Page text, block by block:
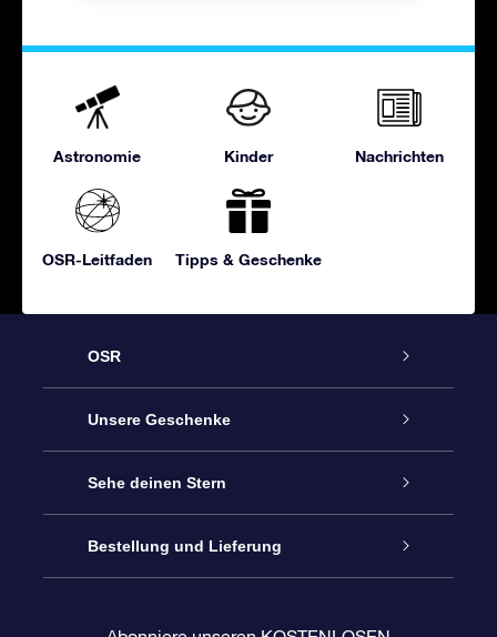
Astronomie Kinder Nachrichten
OSR-Leitfaden Tipps & Geschenke
OSR
Service
Kontakt
Blog
Unsere Geschenke
Sterne schenken
OSR-Geschenkpaket
Sehe deinen Stern
Sternregister
Bestellung und Lieferung